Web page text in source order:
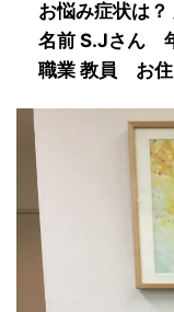
お悩み症状は？
名前 S.Jさん
職業 教員 お住